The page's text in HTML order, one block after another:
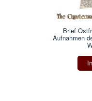
Brief
Aufnahmen